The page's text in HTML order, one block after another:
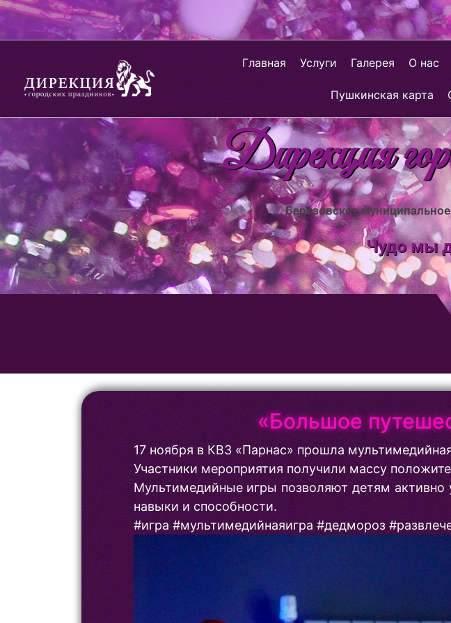
Главная Услуги Галерея О нас
Пушкинская карта
Дирекция
Берёзовское
Чудо мы
«Большое
17 ноября в КВЗ «Парнас» прошла
Участники мероприятия получили массу
Мультимедийные игры позволяют детям активно
навыки и способности.
#игра #мультимедийнаяигра #дедмороз